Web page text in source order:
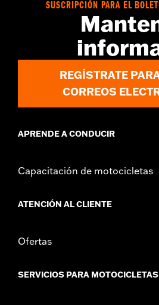
SUSCRIPCIÓN PARA EL
REGÍSTRATE
CORREOS
APRENDE A CONDUCIR
Capacitación de motocicletas
ATENCIÓN AL CLIENTE
Ofertas
SERVICIOS PARA MOTOCICLETAS